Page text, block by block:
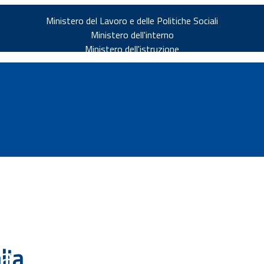
Ministero del Lavoro e delle Politiche Sociali
Ministero dell'interno
Ministero dell'istruzione